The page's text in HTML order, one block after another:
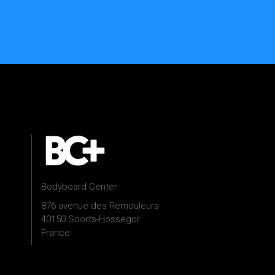
Bodyboard Center
876 avenue des Remouleurs
40150 Soorts-Hossegor
France